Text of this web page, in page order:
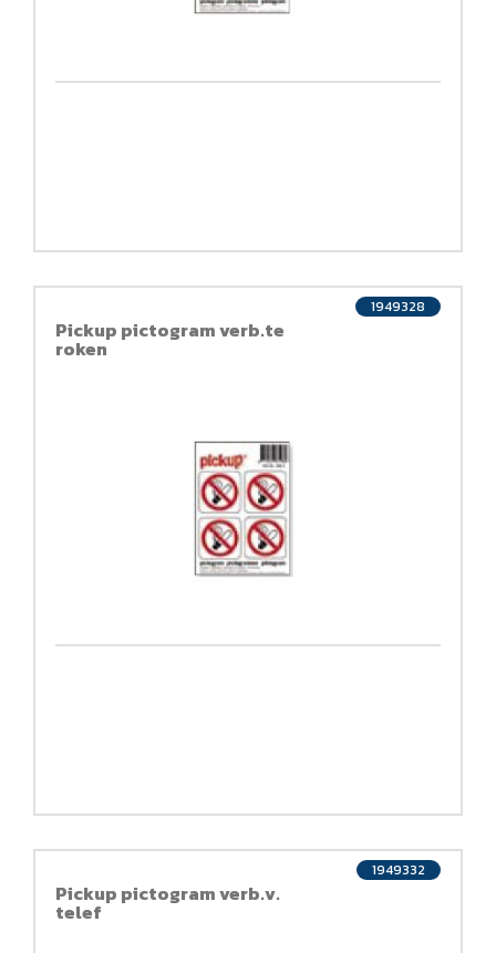
Pickup pictogram verb.te
roken
1949328
Pickup pictogram verb.v.
telef
1949332